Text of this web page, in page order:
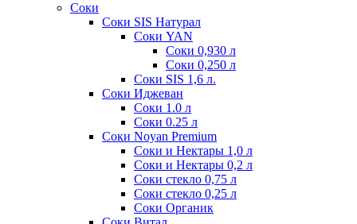
Соки
Соки SIS Натурал
Соки YAN
Соки 0,930 л
Соки 0,250 л
Соки SIS 1,6 л.
Соки Иджеван
Соки 1.0 л
Соки 0.25 л
Соки Noyan Premium
Соки и Нектары 1,0 л
Соки и Нектары 0,2 л
Соки стекло 0,75 л
Соки стекло 0,25 л
Соки Органик